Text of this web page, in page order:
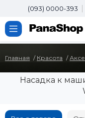
(093) 0000-393
Главная Красота
Насадка к